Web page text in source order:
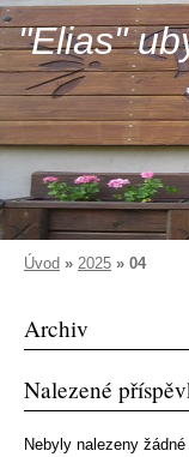
"Elias"
Úvod » 2025 » 04
Archiv
Nalezené
Nebyly nalezeny